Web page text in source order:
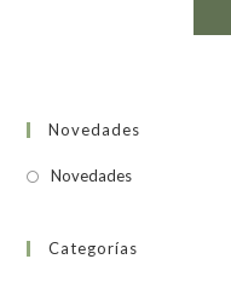
Novedades
Novedades
Categorías